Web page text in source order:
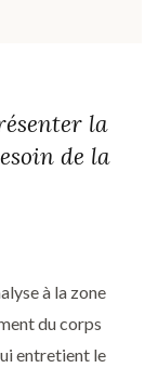
la
de la
à la zone
du corps
entretient le